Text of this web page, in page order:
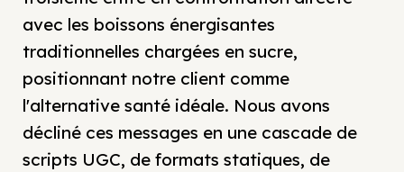
avec les boissons énergisantes
traditionnelles chargées en sucre,
positionnant notre client comme
l'alternative santé idéale. Nous avons
décliné ces messages en une cascade de
scripts UGC, de formats statiques, de